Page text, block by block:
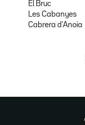
El Bruc
Les Cabanyes
Cabrera d'Anoia